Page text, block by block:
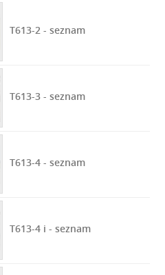
T613-2 - seznam
T613-3 - seznam
T613-4 - seznam
T613-4 i - seznam